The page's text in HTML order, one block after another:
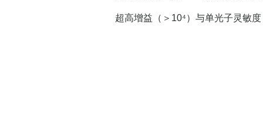
超高增益（＞10⁴）与单光子灵敏